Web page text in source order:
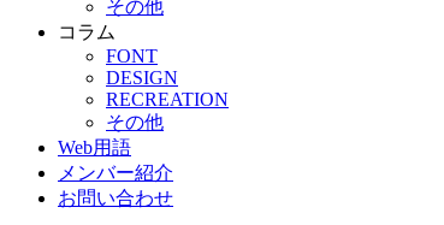
その他
コラム
FONT
DESIGN
RECREATION
その他
Web用語
メンバー紹介
お問い合わせ